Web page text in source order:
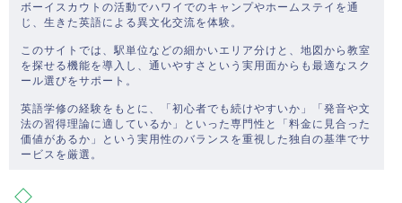
ボーイスカウトの活動でハワイでのキャンプやホームステイを通
じ、生きた英語による異文化交流を体験。
このサイトでは、駅単位などの細かいエリア分けと、地図から教室
を探せる機能を導入し、通いやすさという実用面からも最適なスク
ール選びをサポート。
英語学修の経験をもとに、「初心者でも続けやすいか」「発音や文
法の習得理論に適しているか」といった専門性と「料金に見合った
価値があるか」という実用性のバランスを重視した独自の基準でサ
ービスを厳選。